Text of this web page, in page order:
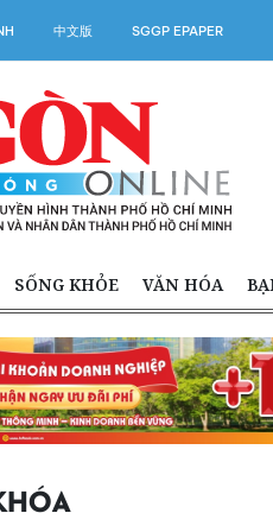
中文版 SGGP EPAPER
SỐNG KHỎE VĂN HÓA